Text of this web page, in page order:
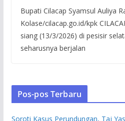
Bupati Cilacap Syamsul Auliya
Kolase/cilacap.go.id/kpk
siang (13/3/2026) di pesisir
seharusnya berjalan
Pos-pos Terbaru
Soroti Kasus Perundungan, Taj